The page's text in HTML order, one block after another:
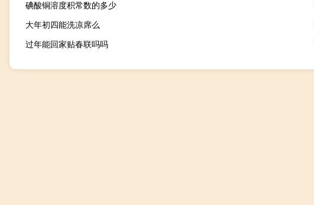
碘酸铜溶度积常数的多少
大年初四能洗凉席么
过年能回家贴春联吗吗